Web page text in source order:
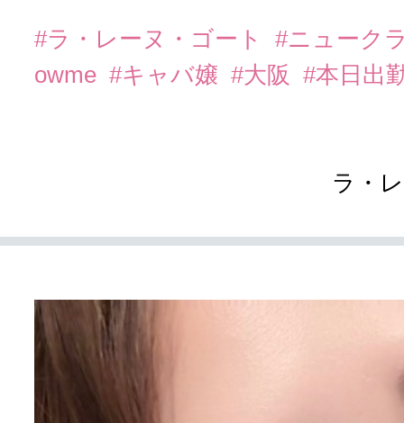
#ラ・レーヌ・ゴート
#ニューク
owme #キャバ嬢 #大阪 #本日出
ラ・